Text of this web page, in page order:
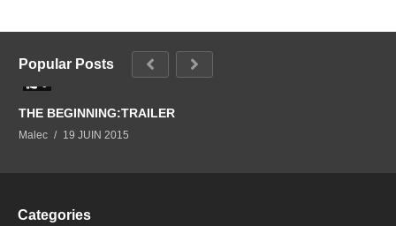
Popular Posts
THE BEGINNING:TRAILER
Malec 19 JUIN 2015
Categories